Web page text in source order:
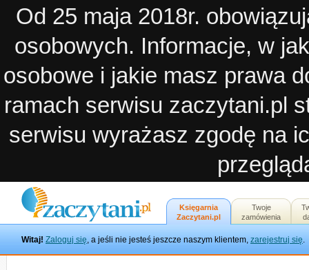
Od 25 maja 2018r.
osobowych. Informacje, w
osobowe i jakie masz prawa
ramach serwisu zaczytani.pl
serwisu wyrażasz zgodę na
Witaj! Zaloguj się, a jeśli nie jesteś jeszcze naszym klientem, zarejestruj się.
Księgarnia
Zaczytani.pl
Twoje
zamówienia